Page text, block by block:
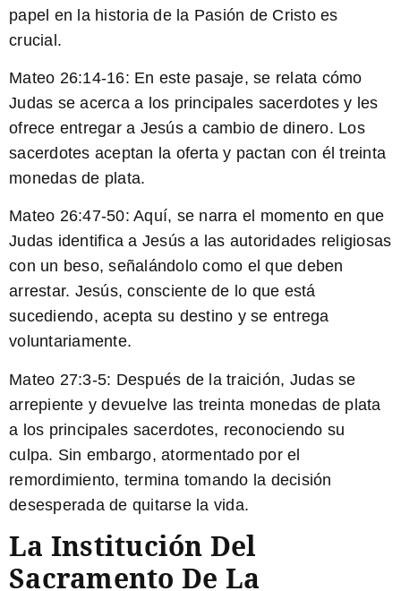
papel en la historia de la Pasión de Cristo es
crucial.
Mateo 26:14-16: En este pasaje, se relata cómo
Judas se acerca a los principales sacerdotes y les
ofrece entregar a Jesús a cambio de dinero. Los
sacerdotes aceptan la oferta y pactan con él treinta
monedas de plata.
Mateo 26:47-50: Aquí, se narra el momento en que
Judas identifica a Jesús a las autoridades religiosas
con un beso, señalándolo como el que deben
arrestar. Jesús, consciente de lo que está
sucediendo, acepta su destino y se entrega
voluntariamente.
Mateo 27:3-5: Después de la traición, Judas se
arrepiente y devuelve las treinta monedas de plata
a los principales sacerdotes, reconociendo su
culpa. Sin embargo, atormentado por el
remordimiento, termina tomando la decisión
desesperada de quitarse la vida.
La Institución Del
Sacramento De La